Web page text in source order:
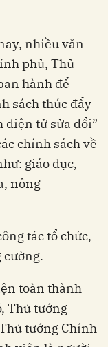
nhiều văn
phủ, Thủ
hành để
sách thúc đẩy
điện tử sửa đổi”
chính sách về
giáo dục,
nông
tác tổ chức,
cường.
toàn thành
Thủ tướng
tướng Chính